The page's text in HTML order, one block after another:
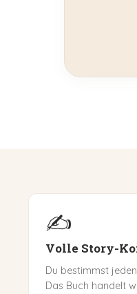
✍️
Volle Story-
Du bestimmst
Das Buch handelt